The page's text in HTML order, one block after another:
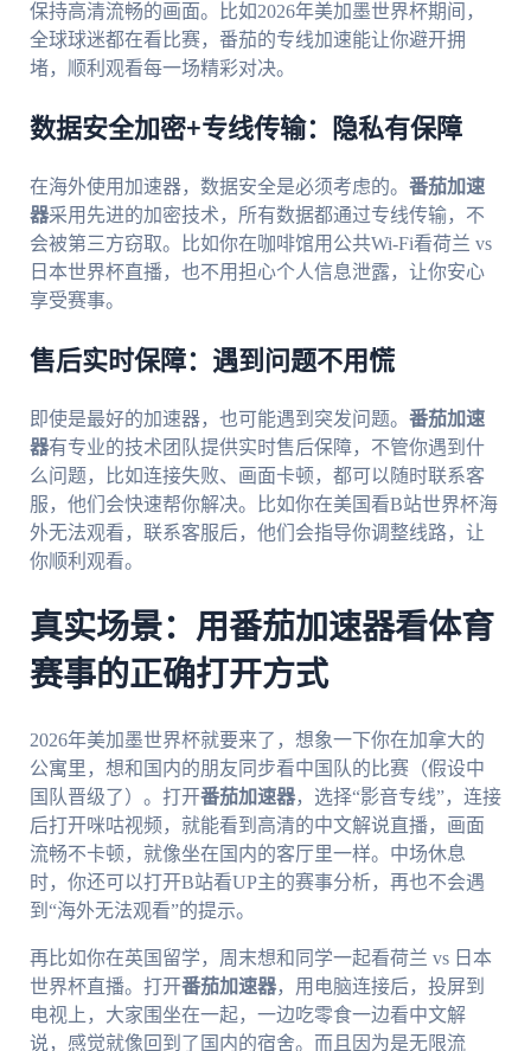
保持高清流畅的画面。比如2026年美加墨世界杯期间，
全球球迷都在看比赛，番茄的专线加速能让你避开拥
堵，顺利观看每一场精彩对决。
数据安全加密+专线传输：隐私有保障
在海外使用加速器，数据安全是必须考虑的。 番茄加速
器采用先进的加密技术，所有数据都通过专线传输，不
会被第三方窃取。比如你在咖啡馆用公共Wi-Fi看荷兰 vs
日本世界杯直播，也不用担心个人信息泄露，让你安心
享受赛事。
售后实时保障：遇到问题不用慌
即使是最好的加速器，也可能遇到突发问题。 番茄加速
器有专业的技术团队提供实时售后保障，不管你遇到什
么问题，比如连接失败、画面卡顿，都可以随时联系客
服，他们会快速帮你解决。比如你在美国看B站世界杯海
外无法观看，联系客服后，他们会指导你调整线路，让
你顺利观看。
真实场景：用番茄加速器看体育
赛事的正确打开方式
2026年美加墨世界杯就要来了，想象一下你在加拿大的
公寓里，想和国内的朋友同步看中国队的比赛（假设中
国队晋级了）。打开番茄加速器，选择“影音专线”，连接
后打开咪咕视频，就能看到高清的中文解说直播，画面
流畅不卡顿，就像坐在国内的客厅里一样。中场休息
时，你还可以打开B站看UP主的赛事分析，再也不会遇
到“海外无法观看”的提示。
再比如你在英国留学，周末想和同学一起看荷兰 vs 日本
世界杯直播。打开番茄加速器，用电脑连接后，投屏到
电视上，大家围坐在一起，一边吃零食一边看中文解
说，感觉就像回到了国内的宿舍。而且因为是无限流